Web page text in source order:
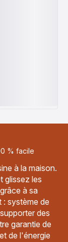
% facile
à la maison.
glissez les
à sa
: système de
des
garantie de
de l'énergie